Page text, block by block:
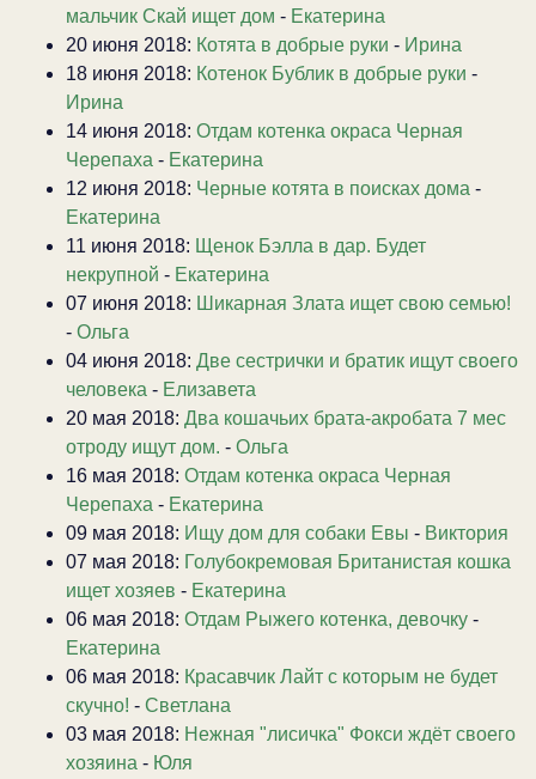
мальчик Скай ищет дом - Екатерина
20 июня 2018: Котята в добрые руки - Ирина
18 июня 2018: Котенок Бублик в добрые руки -
Ирина
14 июня 2018: Отдам котенка окраса Черная
Черепаха - Екатерина
12 июня 2018: Черные котята в поисках дома -
Екатерина
11 июня 2018: Щенок Бэлла в дар. Будет
некрупной - Екатерина
07 июня 2018: Шикарная Злата ищет свою семью!
- Ольга
04 июня 2018: Две сестрички и братик ищут своего
человека - Елизавета
20 мая 2018: Два кошачьих брата-акробата 7 мес
отроду ищут дом. - Ольга
16 мая 2018: Отдам котенка окраса Черная
Черепаха - Екатерина
09 мая 2018: Ищу дом для собаки Евы - Виктория
07 мая 2018: Голубокремовая Британистая кошка
ищет хозяев - Екатерина
06 мая 2018: Отдам Рыжего котенка, девочку -
Екатерина
06 мая 2018: Красавчик Лайт с которым не будет
скучно! - Светлана
03 мая 2018: Нежная "лисичка" Фокси ждёт своего
хозяина - Юля